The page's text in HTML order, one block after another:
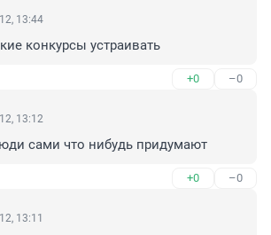
13:44
конкурсы устраивать
+0 –0
13:12
сами что нибудь придумают
+0 –0
13:11